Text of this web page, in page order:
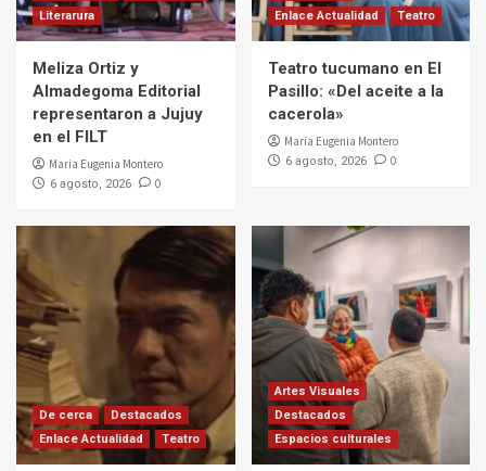
Literarura
Meliza Ortiz y
Almadegoma Editorial
representaron a Jujuy
en el FILT
Maria Eugenia Montero
6 agosto, 2026 0
Enlace Actualidad
Teatro
Teatro tucumano en El
Pasillo: «Del aceite a la
cacerola»
Maria Eugenia Montero
6 agosto, 2026 0
De cerca
Destacados
Enlace Actualidad
Teatro
Artes Visuales
Destacados
Espacios culturales